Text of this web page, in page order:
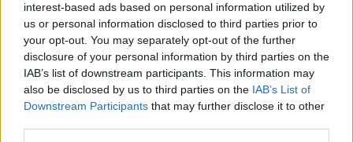
interest-based ads based on personal information utilized by
us or personal information disclosed to third parties prior to
your opt-out. You may separately opt-out of the further
disclosure of your personal information by third parties on the
IAB’s list of downstream participants. This information may
also be disclosed by us to third parties on the IAB’s List of
Downstream Participants that may further disclose it to other
Лесен летен ручек за 15 минути:
ОСВЕЖИТЕЛНА ПИЛЕШКА САЛАТА
СО АВОКАДО по рецепт на Мери
Бери
Летен хит во кујната: БРЗА И
ПРЕВКУСНА ПИТА СО ТИКВИЧКИ